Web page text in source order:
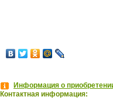
Информация о
Контактная информация: